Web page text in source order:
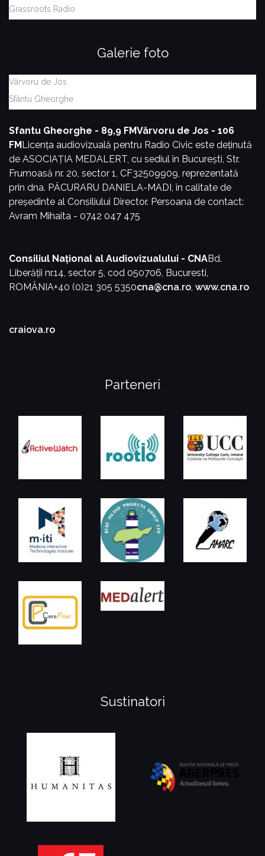
Grassroots Radio
Galerie foto
Vârvoru de Jos
Sfântu Gheorghe
Sfantu Gheorghe - 89,9 FMVârvoru de Jos - 106
FMLicența audiovizuală pentru Radio Civic este deținută
de ASOCIAȚIA MEDALERT, cu sediul în București, Str.
Frumoasă nr. 20, sector 1, CF32509909, reprezentată
prin dna. PĂCURARU DANIELA-MADI, în calitate de
președinte al Consiliului Director. Persoana de contact:
Avram Mihaita - 0742 047 475
Consiliul Național al Audiovizualului - CNABd.
Liberății nr.14, sector 5, cod 050706, Bucuresti,
ROMÂNIA+40 (0)21 305 5350cna@cna.ro, www.cna.ro
craiova.ro
Parteneri
Sustinatori